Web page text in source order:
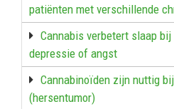
patiënten met verschillende
Cannabis verbetert slaap
depressie of angst
Cannabinoïden zijn nuttig
(hersentumor)